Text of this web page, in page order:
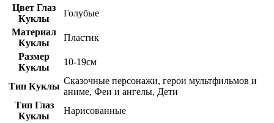
Цвет Глаз
Куклы
Голубые
Материал
Куклы
Пластик
Размер
Куклы
10-19см
Тип Куклы
Сказочные персонажи, герои мультфильмов и
аниме, Феи и ангелы, Дети
Тип Глаз
Куклы
Нарисованные